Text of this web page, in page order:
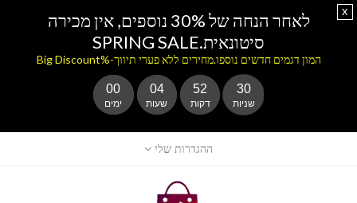
ההגדרות שלי
לאחר הנחה של 30% נוספים, אין מכירה
סיטונאית.SPRING SALE
המון דגמים חדשים נוספו.מחירים ללא פערי תיווך-%Big Discount
00
ימים
04
שעות
52
דקות
30
שניות
x